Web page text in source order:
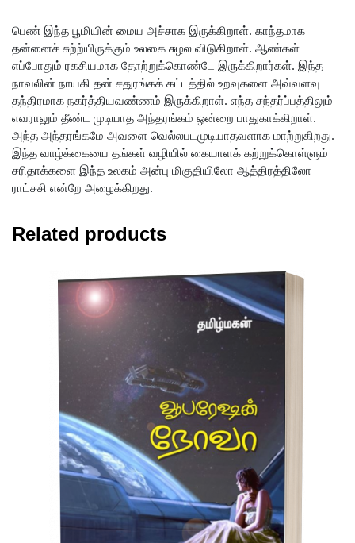
பெண் இந்த பூமியின் மைய அச்சாக இருக்கிறாள். காந்தமாக
தன்னைச் சுற்ற்யிருக்கும் உலகை சுழல விடுகிறாள். ஆண்கள்
எப்போதும் ரகசியமாக தோற்றுக்கொண்டே இருக்கிறார்கள். இந்த
நாவலின் நாயகி தன் சதுரங்கக் கட்டத்தில் உறவுகளை அவ்வளவு
தந்திரமாக நகர்த்தியவண்ணம் இருக்கிறாள். எந்த சந்தர்ப்பத்திலும்
எவராலும் தீண்ட முடியாத அந்தரங்கம் ஒன்றை பாதுகாக்கிறாள்.
அந்த அந்தரங்கமே அவளை வெல்லபடமுடியாதவளாக மாற்றுகிறது.
இந்த வாழ்க்கையை தங்கள் வழியில் கையாளக் கற்றுக்கொள்ளும்
சரிதாக்களை இந்த உலகம் அன்பு மிகுதியிலோ ஆத்திரத்திலோ
ராட்சசி என்றே அழைக்கிறது.
Related products